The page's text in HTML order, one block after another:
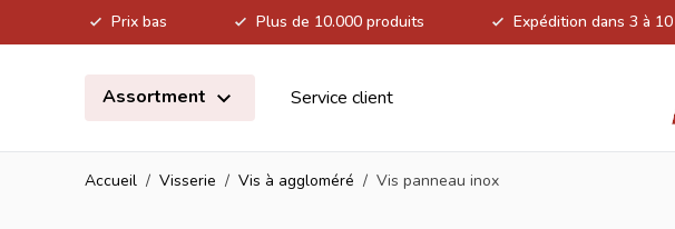
Prix bas Plus de 10.000 produits Expédition dans 3 à
Assortment
Service client
Accueil / Visserie / Vis à aggloméré / Vis panneau inox